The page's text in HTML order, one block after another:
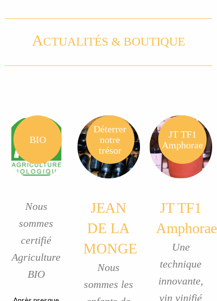
ACTUALITÉS & BOUTIQUE
BIO
Nous
sommes
certifié
Agriculture
BIO
Déterrer
notre
trésor
JEAN
DE LA
MONGE
Nous
sommes les
JT TF1
Amphorae
JT TF1
Amphorae
Une
technique
innovante,
vin vinifié